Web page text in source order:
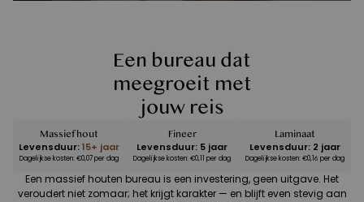
Een bureau dat
meegroeit met
jouw reis
Massief hout
Levensduur:15+ jaar
Dagelijkse kosten: €0,07 per dag
Fineer
Levensduur: 5 jaar
Dagelijkse kosten: €0,11 per dag
Laminaat
Levensduur: 2 jaar
Dagelijkse kosten: €0,16 per dag
Een massief houten bureau is een investering, geen uitgave. Het
veroudert niet zomaar; het krijgt karakter — en blijft even stevig aan